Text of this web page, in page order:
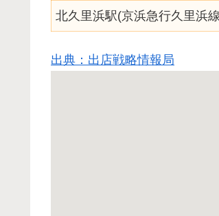
北久里浜駅(京浜急行久里浜
出典：出店戦略情報局